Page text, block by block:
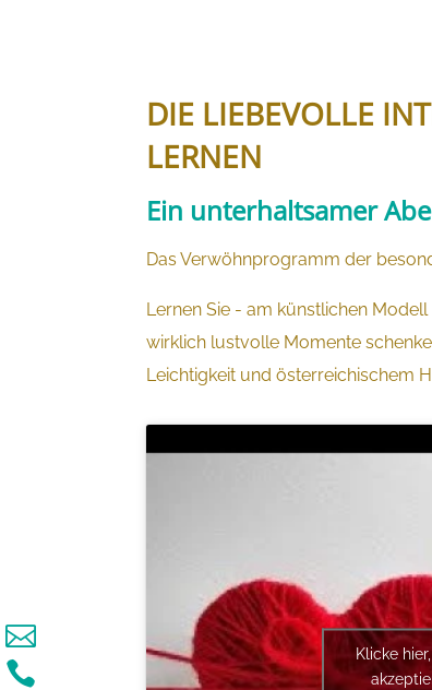
DIE LIEBEVOLLE
LERNEN
Ein unterhaltsamer
Das Verwöhnprogramm der
Lernen Sie - am künstlichen
wirklich lustvolle Momente
Leichtigkeit und österreichischem
Klicke

